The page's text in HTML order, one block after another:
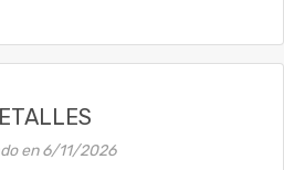
en6/11/2026